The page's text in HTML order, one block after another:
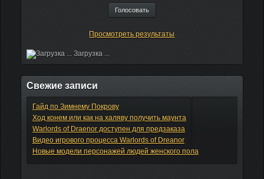
Просмотреть результаты
Загрузка ...
Свежие записи
Гайд по Зимнему Покрову
Ход конем или как на халяву получить маунта
Warlords of Draenor доступен для предзаказа
Видео игрового процесса Warlords of Dreanor
Новые модели персонажей людей женского пола